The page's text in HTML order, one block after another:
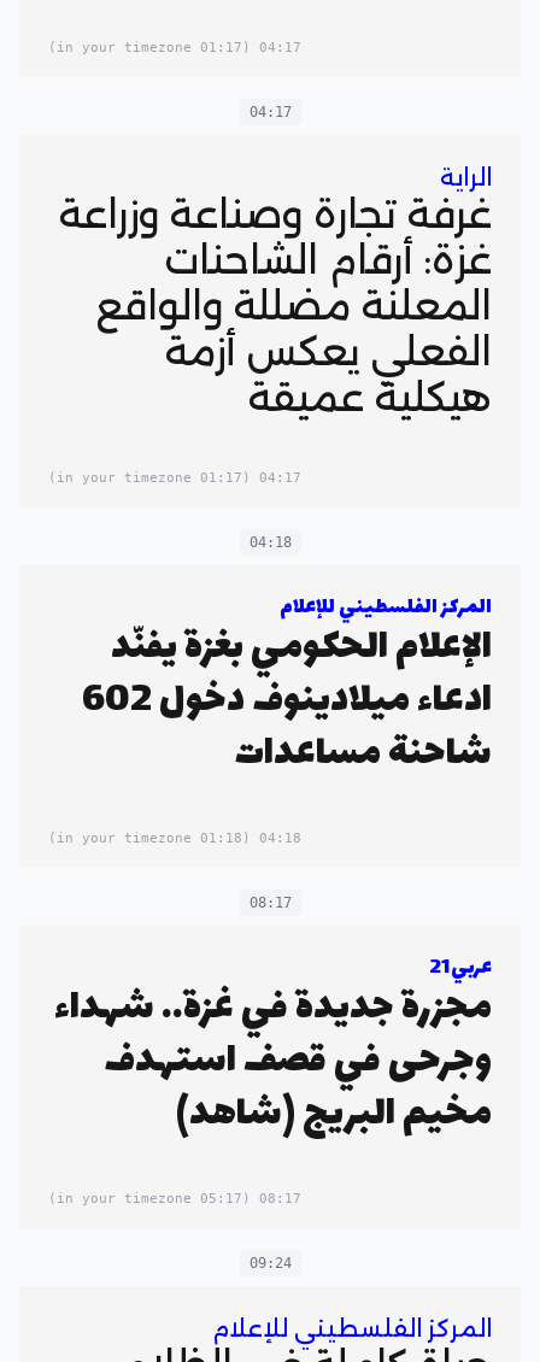
04:17
(01:17 in your timezone)
04:17
الراية
غرفة تجارة وصناعة وزراعة
غزة: أرقام الشاحنات
المعلنة مضللة والواقع
الفعلي يعكس أزمة
هيكلية عميقة
04:17
(01:17 in your timezone)
04:18
المركز الفلسطيني للإعلام
الإعلام الحكومي بغزة يفنّد
ادعاء ميلادينوف دخول 602
شاحنة مساعدات
04:18
(01:18 in your timezone)
08:17
عربي21
مجزرة جديدة في غزة.. شهداء
وجرحى في قصف استهدف
مخيم البريج (شاهد)
08:17
(05:17 in your timezone)
09:24
المركز الفلسطيني للإعلام